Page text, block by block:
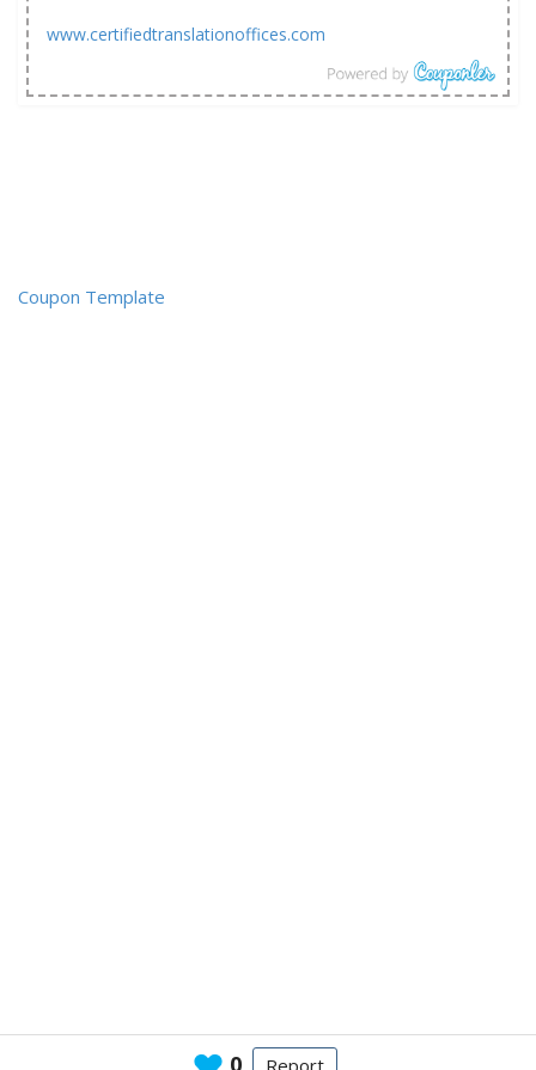
www.certifiedtranslationoffices.com
Coupon Template
0 Report